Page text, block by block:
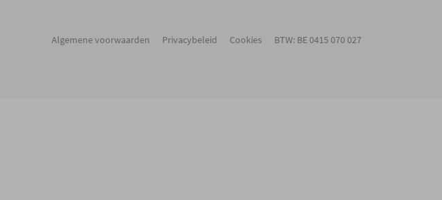
Algemene voorwaarden Privacybeleid Cookies BTW: BE 0415 070 027